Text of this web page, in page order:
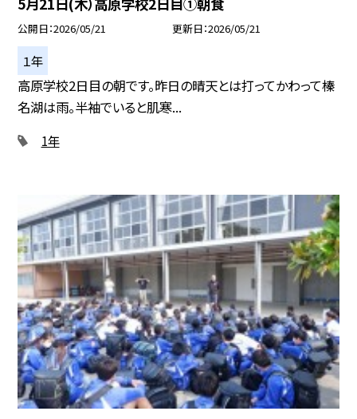
公開日 2026/05/21 更新日 2026/05/21
１年
高原学校2日目の朝です。昨日の晴天とは打ってかわって榛
名湖は雨。半袖でいると肌寒...
1年